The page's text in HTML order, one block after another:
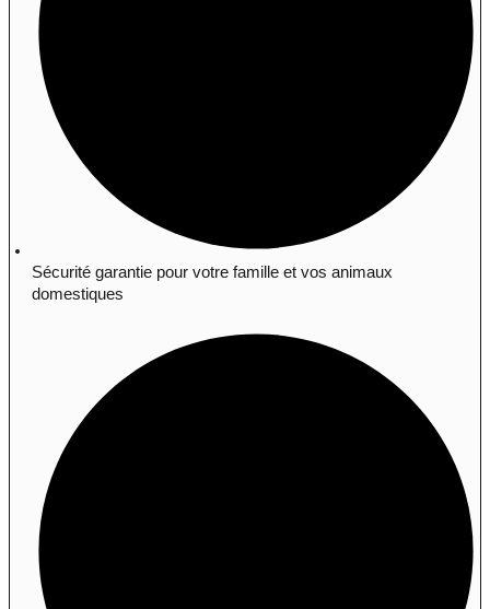
Sécurité garantie pour votre famille et vos animaux
domestiques